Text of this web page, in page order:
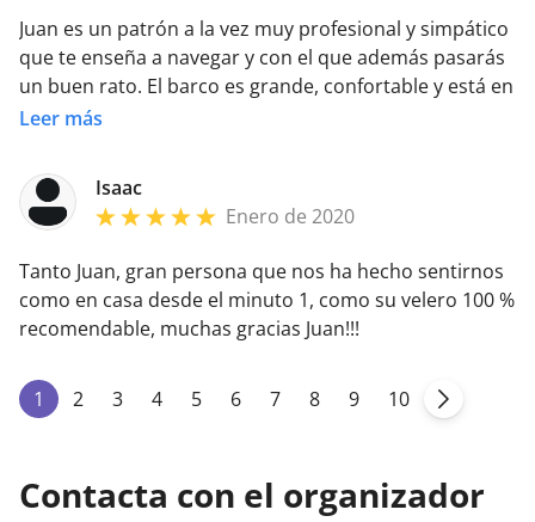
Juan es un patrón a la vez muy profesional y simpático
que te enseña a navegar y con el que además pasarás
un buen rato. El barco es grande, confortable y está en
muy buenas condiconiones. Prácticas 100%
Leer más
Isaac
Enero de 2020
Tanto Juan, gran persona que nos ha hecho sentirnos
como en casa desde el minuto 1, como su velero 100 %
recomendable, muchas gracias Juan!!!
1 2 3 4 5 6 7 8 9 10
Contacta con el organizador